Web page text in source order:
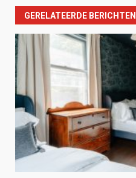
GERELATEERDE BERICHTEN